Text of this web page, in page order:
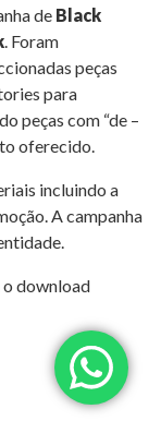
de Black
. Foram
peças
para
peças com “de –
oferecido.
incluindo a
A campanha
o download